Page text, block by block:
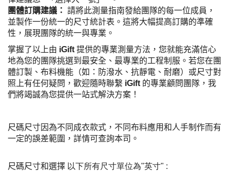
團體訂購建議： 請將此測量指南發給團隊的每一位成員，
並製作一份統一的尺寸統計表。這將大幅提高訂購的準確
性，展現團隊的統一與專業。
掌握了以上由 iGift提供的專業測量方法，您就能充滿信心
地為您的團隊挑選到最安全、最專業的工程制服。若您在團
體訂製、布料機能（如：防潑水、抗靜電、耐磨）或尺寸對
照上有任何疑問，歡迎隨時聯繫 iGift的專業顧問團隊，我
們將竭誠為您提供一站式解決方案！
尺碼尺寸因為不同成衣款式，不同布料應用和人手制作而有
一定的誤差範圍，詳情可查詢本司。
尺碼尺寸和選擇 以下所有尺寸單位為"英寸" :